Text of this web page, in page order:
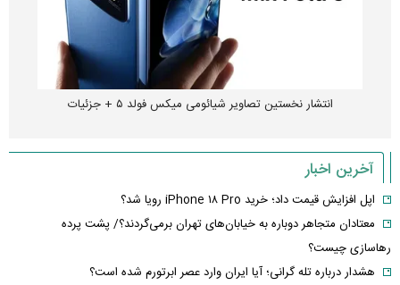
انتشار نخستین تصاویر شیائومی میکس فولد ۵ + جزئیات
آخرین اخبار
اپل افزایش قیمت داد؛ خرید iPhone ۱۸ Pro رویا شد؟
معتادان متجاهر دوباره به خیابان‌های تهران برمی‌گردند؟/ پشت پرده
رهاسازی چیست؟
هشدار درباره تله گرانی؛ آیا ایران وارد عصر ابرتورم شده است؟